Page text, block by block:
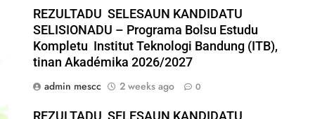
REZULTADU SELESAUN KANDIDATU
SELISIONADU – Programa Bolsu Estudu
Kompletu Institut Teknologi Bandung (ITB),
tinan Akadémika 2026/2027
admin mescc
2 weeks ago 0
REZULTADU SELESAUN KANDIDATU